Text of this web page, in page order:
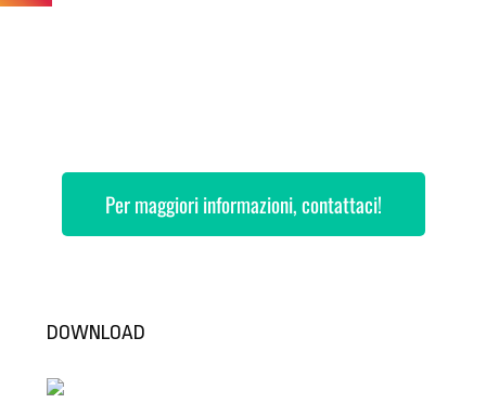
Per maggiori informazioni, contattaci!
DOWNLOAD